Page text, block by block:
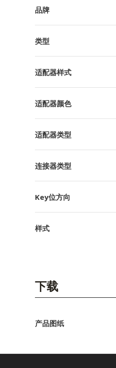
活动信息
品牌
类型
适配器样式
适配器颜色
适配器类型
连接器类型
Key位方向
样式
下载
产品图纸